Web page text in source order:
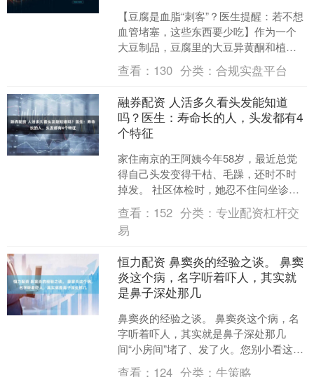
【豆腐是血脂“刺客”？医生提醒：若不想
血管堵塞，这些东西要少吃】作为一个
大豆制品，豆腐里的大豆异黄酮和植物
蛋白，在临床营养学里对改善血脂有积
极意义，更谈不上伤血....
查看： 130 分类：合规实盘平台
融券配资 人活多久看头发能知道
吗？医生：寿命长的人，头发都有4
个特征
家住南京的王阿姨今年58岁，最近总觉
得自己头发变得干枯、毛躁，还时不时
掉发。 社区体检时，她忍不住问坐诊的
医生：“医生，听邻居说，看头发能看出
人能活多久，真的假....
查看： 152 分类：专业配资杠杆交
易
恒力配资 鼻窦炎的经验之谈。 鼻窦
炎这个病，名字听着吓人，其实就
是鼻子深处那几
鼻窦炎的经验之谈。 鼻窦炎这个病，名
字听着吓人，其实就是鼻子深处那几
间“小房间”堵了、发了火。您别小看这八
个藏在面骨里的空腔：额窦、筛窦、上
查看： 124 分类：牛策略